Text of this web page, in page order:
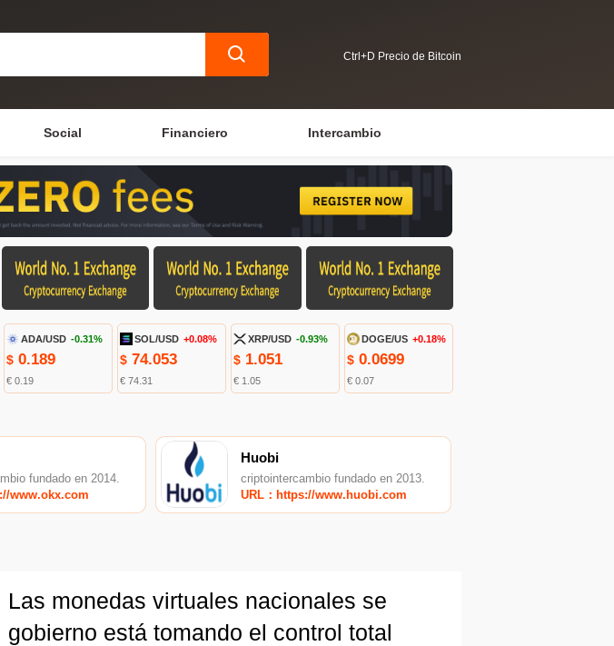
Ctrl+D Precio de Bitcoin
Social Financiero Intercambio
ADA/USD -0.31%
$0.189
€ 0.19
SOL/USD +0.08%
$ 74.053
€ 74.31
XRP/USD -0.93%
$ 1.051
€ 1.05
DOGE/US +0.18%
$ 0.0699
€ 0.07
fundado en 2014.
www.okx.com
Huobi
criptointercambio fundado en 2013.
URL：https://www.huobi.com
monedas virtuales nacionales se
está tomando el control total